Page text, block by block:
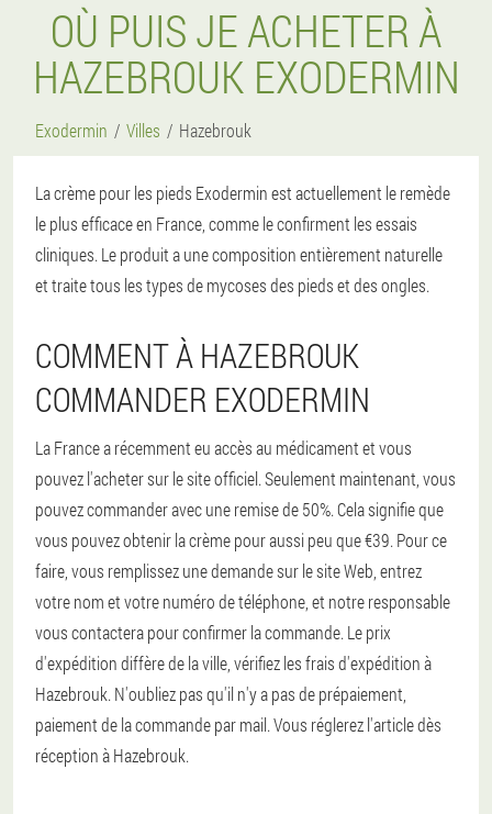
OÙ PUIS JE ACHETER À
HAZEBROUK EXODERMIN
Exodermin Villes Hazebrouk
La crème pour les pieds Exodermin est actuellement le remède
le plus efficace en France, comme le confirment les essais
cliniques. Le produit a une composition entièrement naturelle
et traite tous les types de mycoses des pieds et des ongles.
COMMENT À HAZEBROUK
COMMANDER EXODERMIN
La France a récemment eu accès au médicament et vous
pouvez l'acheter sur le site officiel. Seulement maintenant, vous
pouvez commander avec une remise de 50%. Cela signifie que
vous pouvez obtenir la crème pour aussi peu que €39. Pour ce
faire, vous remplissez une demande sur le site Web, entrez
votre nom et votre numéro de téléphone, et notre responsable
vous contactera pour confirmer la commande. Le prix
d'expédition diffère de la ville, vérifiez les frais d'expédition à
Hazebrouk. N'oubliez pas qu'il n'y a pas de prépaiement,
paiement de la commande par mail. Vous réglerez l'article dès
réception à Hazebrouk.